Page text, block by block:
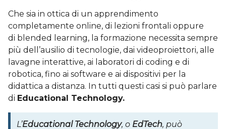
Che sia in ottica di un apprendimento
completamente online, di lezioni frontali oppure
di blended learning, la formazione necessita sempre
più dell’ausilio di tecnologie, dai videoproiettori, alle
lavagne interattive, ai laboratori di coding e di
robotica, fino ai software e ai dispositivi per la
didattica a distanza. In tutti questi casi si può parlare
di Educational Technology.
L’Educational Technology, o EdTech, può